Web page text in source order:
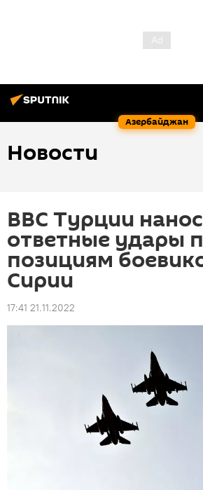
Азербайджан
Новости
ВВС Турции
ответные удары
позициям
Сирии
17:41 21.11.2022